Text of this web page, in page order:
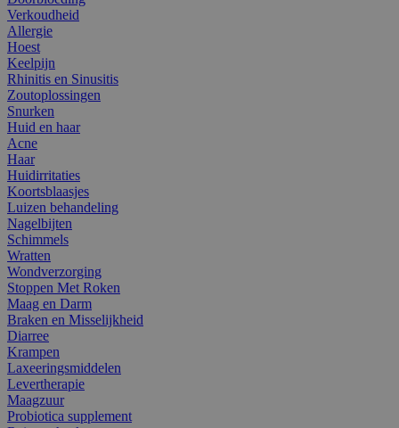
Verkoudheid
Allergie
Hoest
Keelpijn
Rhinitis en Sinusitis
Zoutoplossingen
Snurken
Huid en haar
Acne
Haar
Huidirritaties
Koortsblaasjes
Luizen behandeling
Nagelbijten
Schimmels
Wratten
Wondverzorging
Stoppen Met Roken
Maag en Darm
Braken en Misselijkheid
Diarree
Krampen
Laxeeringsmiddelen
Levertherapie
Maagzuur
Probiotica supplement